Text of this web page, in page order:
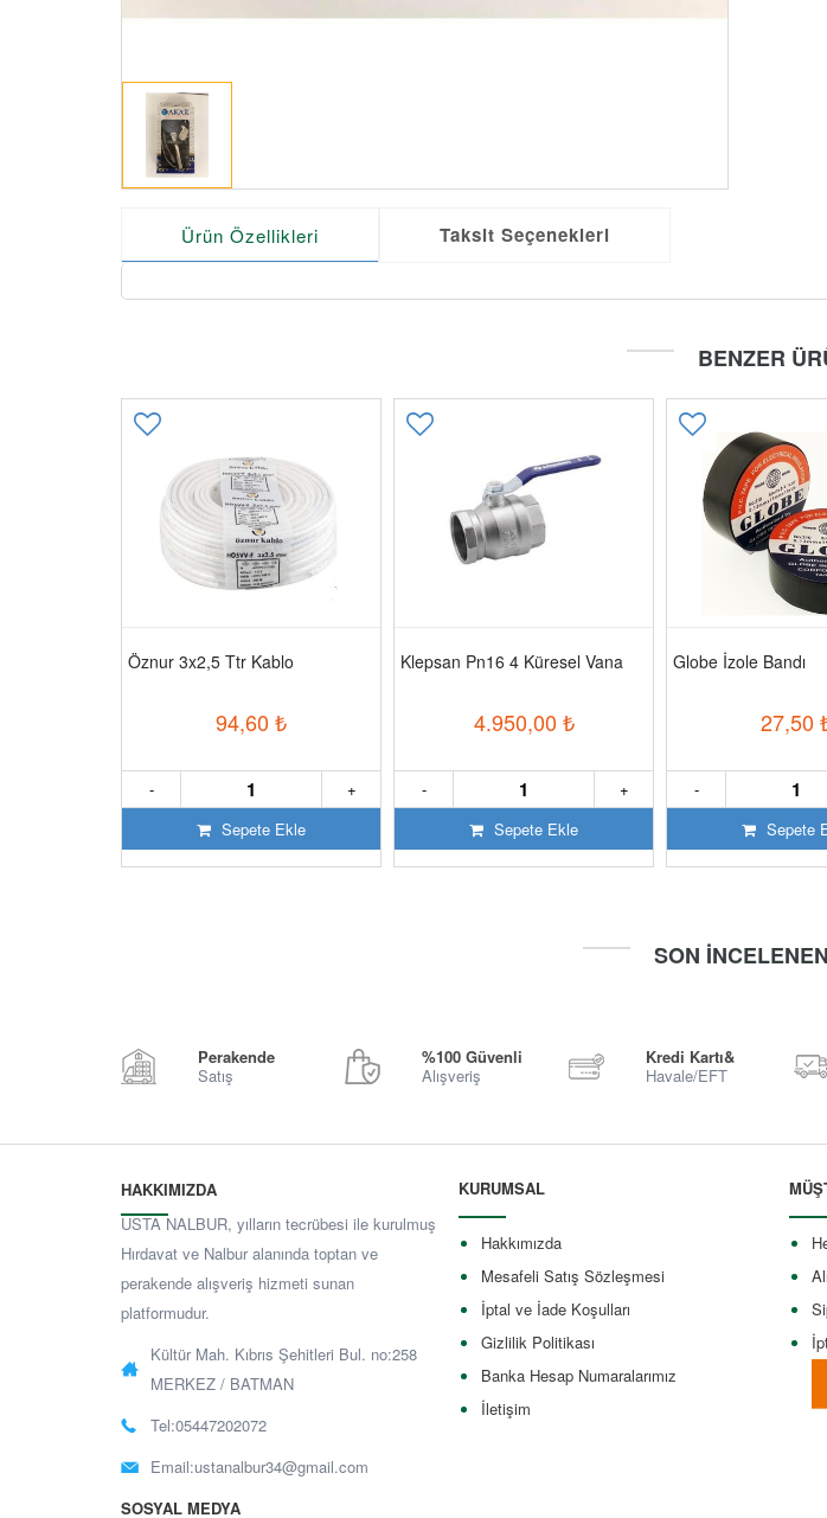
Ürün Özellikleri Taksit Seçenekleri
BENZER
Öznur 3x2,5 Ttr Kablo
94,60 ₺
+
-
Sepete Ekle
Klepsan Pn16 4 Küresel Vana
4.950,00 ₺
+
-
Sepete Ekle
Globe İzole Bandı
27,50
-
Sepete
SON
Perakende
Satış
%100 Güvenli
Alışveriş
Kredi Kartı&
Havale/EFT
HAKKIMIZDA
USTA NALBUR, yılların tecrübesi ile kurulmuş
Hırdavat ve Nalbur alanında toptan ve
perakende alışveriş hizmeti sunan
platformudur.
Kültür Mah. Kıbrıs Şehitleri Bul. no:258
MERKEZ / BATMAN
Tel:05447202072
Email:ustanalbur34@gmail.com
SOSYAL MEDYA
KURUMSAL
Hakkımızda
Mesafeli Satış Sözleşmesi
İptal ve İade Koşulları
Gizlilik Politikası
Banka Hesap Numaralarımız
İletişim